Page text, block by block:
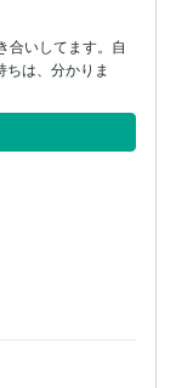
合いしてます。自
は、分かりま